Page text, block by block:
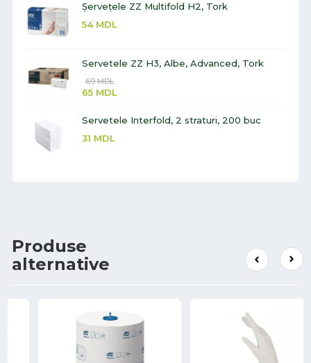
Șervețele ZZ Multifold H2, Tork
54 MDL
Servetele ZZ H3, Albe, Advanced, Tork
69MDL
65 MDL
Servetele Interfold, 2 straturi, 200 buc
31 MDL
Produse
alternative